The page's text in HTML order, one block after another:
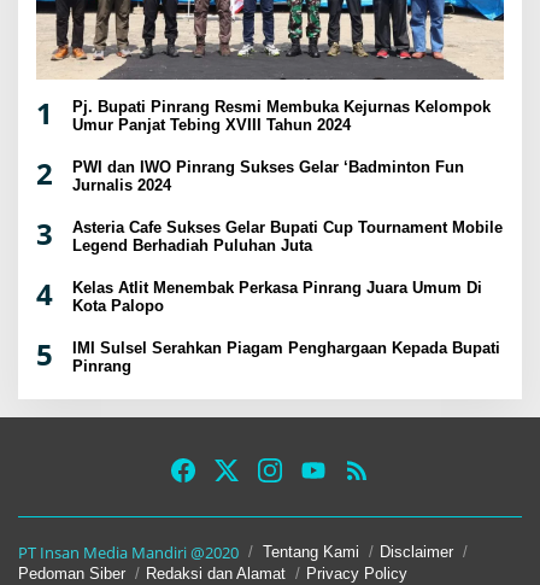
1
Pj. Bupati Pinrang Resmi Membuka Kejurnas Kelompok
Umur Panjat Tebing XVIII Tahun 2024
2
PWI dan IWO Pinrang Sukses Gelar ‘Badminton Fun
Jurnalis 2024
3
Asteria Cafe Sukses Gelar Bupati Cup Tournament Mobile
Legend Berhadiah Puluhan Juta
4
Kelas Atlit Menembak Perkasa Pinrang Juara Umum Di
Kota Palopo
5
IMI Sulsel Serahkan Piagam Penghargaan Kepada Bupati
Pinrang
PT Insan Media Mandiri @2020 Tentang Kami
Disclaimer
Pedoman Siber
Redaksi dan Alamat Privacy Policy